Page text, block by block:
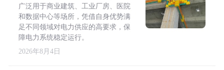
广泛用于商业建筑、工业厂房、医院
和数据中心等场所，凭借自身优势满
足不同领域对电力供应的高要求，保
障电力系统稳定运行。
2026年8月4日